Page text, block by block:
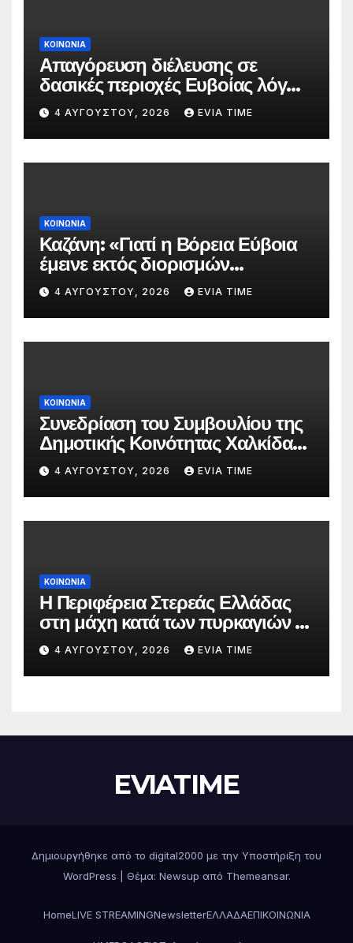
ΚΟΙΝΩΝΙΑ
Απαγόρευση διέλευσης σε
δασικές περιοχές Ευβοίας λόγω
πολύ υψηλού κινδύνου
πυρκαγιάς
4 ΑΥΓΟΎΣΤΟΥ, 2026 EVIA TIME
ΚΟΙΝΩΝΙΑ
Καζάνη: «Γιατί η Βόρεια Εύβοια
έμεινε εκτός διορισμών
δασκάλων;»
4 ΑΥΓΟΎΣΤΟΥ, 2026 EVIA TIME
ΚΟΙΝΩΝΙΑ
Συνεδρίαση του Συμβουλίου της
Δημοτικής Κοινότητας Χαλκίδας
την 5 Αυγούστου
4 ΑΥΓΟΎΣΤΟΥ, 2026 EVIA TIME
ΚΟΙΝΩΝΙΑ
Η Περιφέρεια Στερεάς Ελλάδας
στη μάχη κατά των πυρκαγιών –
Δράσεις και στήριξη σε πέντε
περιφερειακές ενότητες
4 ΑΥΓΟΎΣΤΟΥ, 2026 EVIA TIME
EVIATIME
Δημιουργήθηκε από το digital2000 με την Υποστήριξη του
WordPress
Θέμα: Newsup από Themeansar.
HomeLIVE STREAMINGNewsletterΕΛΛΑΔΑΕΠΙΚΟΙΝΩΝΙΑ